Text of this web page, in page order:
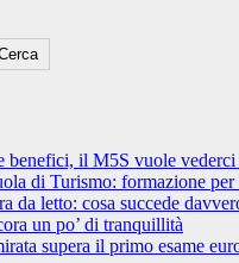
benefici, il M5S vuole
di Turismo: formazione per
da letto: cosa succede
un po’ di tranquillità
supera il primo esame